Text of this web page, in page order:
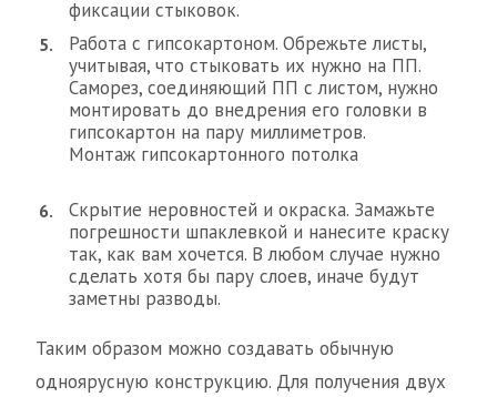
фиксации стыковок.
Работа с гипсокартоном. Обрежьте листы,
учитывая, что стыковать их нужно на ПП.
Саморез, соединяющий ПП с листом, нужно
монтировать до внедрения его головки в
гипсокартон на пару миллиметров.
Монтаж гипсокартонного потолка
Скрытие неровностей и окраска. Замажьте
погрешности шпаклевкой и нанесите краску
так, как вам хочется. В любом случае нужно
сделать хотя бы пару слоев, иначе будут
заметны разводы.
Таким образом можно создавать обычную
одноярусную конструкцию. Для получения двух